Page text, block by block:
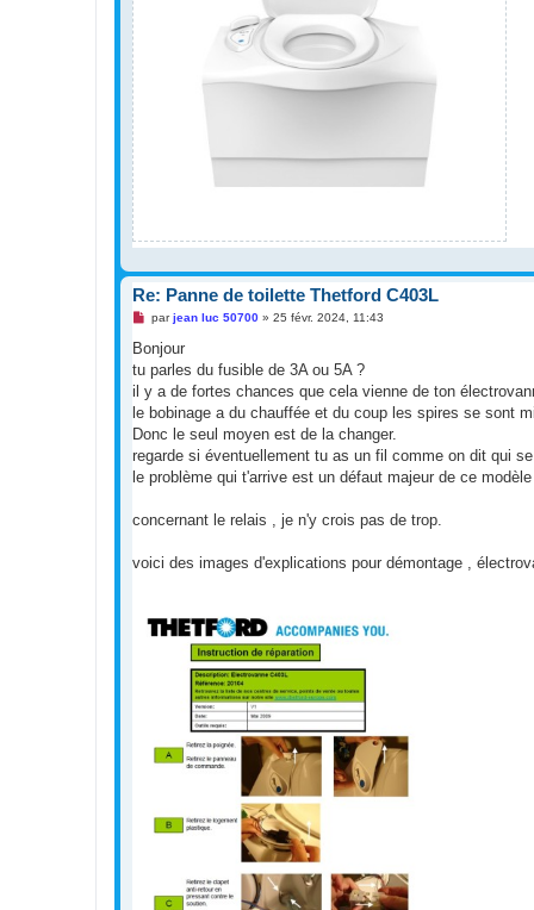
Re: Panne de toilette Thetford C403L
M
s
a
g
e
n
o
l
u
parjean luc 50700» 25 févr. 2024, 11:43
Bonjour
tu parles du fusible de 3A ou 5A ?
il y a de fortes chances que cela vienne de ton
le bobinage a du chauffée et du coup les spires se sont
Donc le seul moyen est de la changer.
regarde si éventuellement tu as un fil comme on dit qui
le problème qui t'arrive est un défaut majeur de ce
concernant le relais , je n'y crois pas de trop.
voici des images d'explications pour démontage ,